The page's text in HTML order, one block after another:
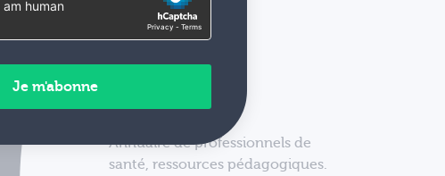
Annuaire de professionnels de
santé, ressources pédagogiques.